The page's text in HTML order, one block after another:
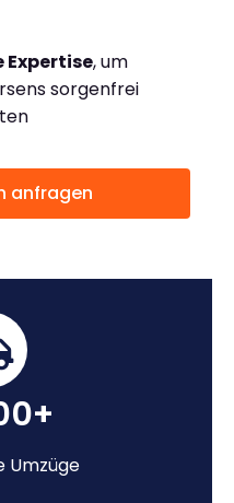
Expertise, um
sorgenfrei
anfragen
Umzüge